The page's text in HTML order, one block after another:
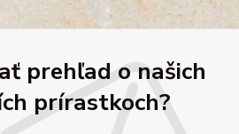
prehľad o našich
prírastkoch?